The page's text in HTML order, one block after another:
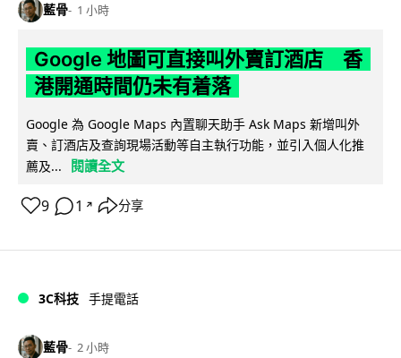
藍骨 1 小時
Google 地圖可直接叫外賣訂酒店 香
港開通時間仍未有着落
Google 為 Google Maps 內置聊天助手 Ask Maps 新增叫外
賣、訂酒店及查詢現場活動等自主執行功能，並引入個人化推
薦及...
閱讀全文
9 1 ↗ 分享
3C科技 手提電話
藍骨 2 小時